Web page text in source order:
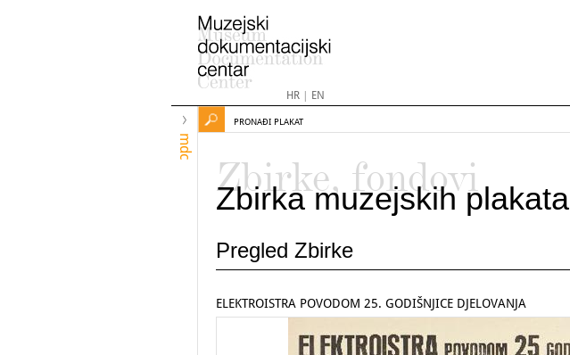
HR| EN
mdc
PRONAĐI PLAKAT
Zbirke, fondovi
Zbirka muzejskih plakata
Pregled Zbirke
ELEKTROISTRA POVODOM 25. GODIŠNJICE DJELOVANJA